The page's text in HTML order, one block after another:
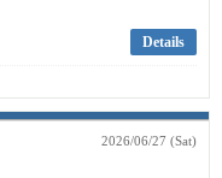
Details
2026/06/27 (Sat)